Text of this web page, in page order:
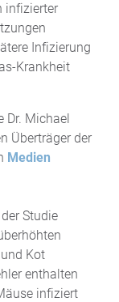
infizierter
Infizierung
Krankheit
Dr. Michael
Überträger der
Medien
Studie
Kot
enthalten
infiziert